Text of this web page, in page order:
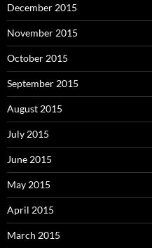
December 2015
November 2015
October 2015
September 2015
August 2015
July 2015
June 2015
May 2015
April 2015
March 2015